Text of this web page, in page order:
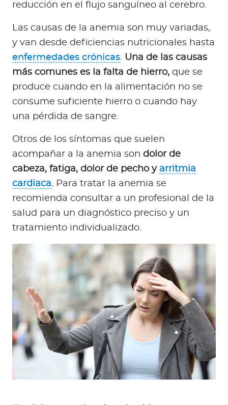
reducción en el flujo sanguíneo al cerebro.
Las causas de la anemia son muy variadas,
y van desde deficiencias nutricionales hasta
enfermedades crónicas. Una de las causas
más comunes es la falta de hierro, que se
produce cuando en la alimentación no se
consume suficiente hierro o cuando hay
una pérdida de sangre.
Otros de los síntomas que suelen
acompañar a la anemia son dolor de
cabeza, fatiga, dolor de pecho y arritmia
cardiaca. Para tratar la anemia se
recomienda consultar a un profesional de la
salud para un diagnóstico preciso y un
tratamiento individualizado.